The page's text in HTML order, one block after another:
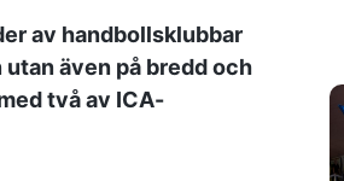
av handbollsklubbar
även på bredd och
två av ICA-